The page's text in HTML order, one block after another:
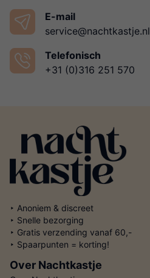
E-mail
service@nachtkastje.nl
Telefonisch
+31 (0)316 251 570
‣ Anoniem & discreet
‣ Snelle bezorging
‣ Gratis verzending vanaf 60,-
‣ Spaarpunten = korting!
Over Nachtkastje